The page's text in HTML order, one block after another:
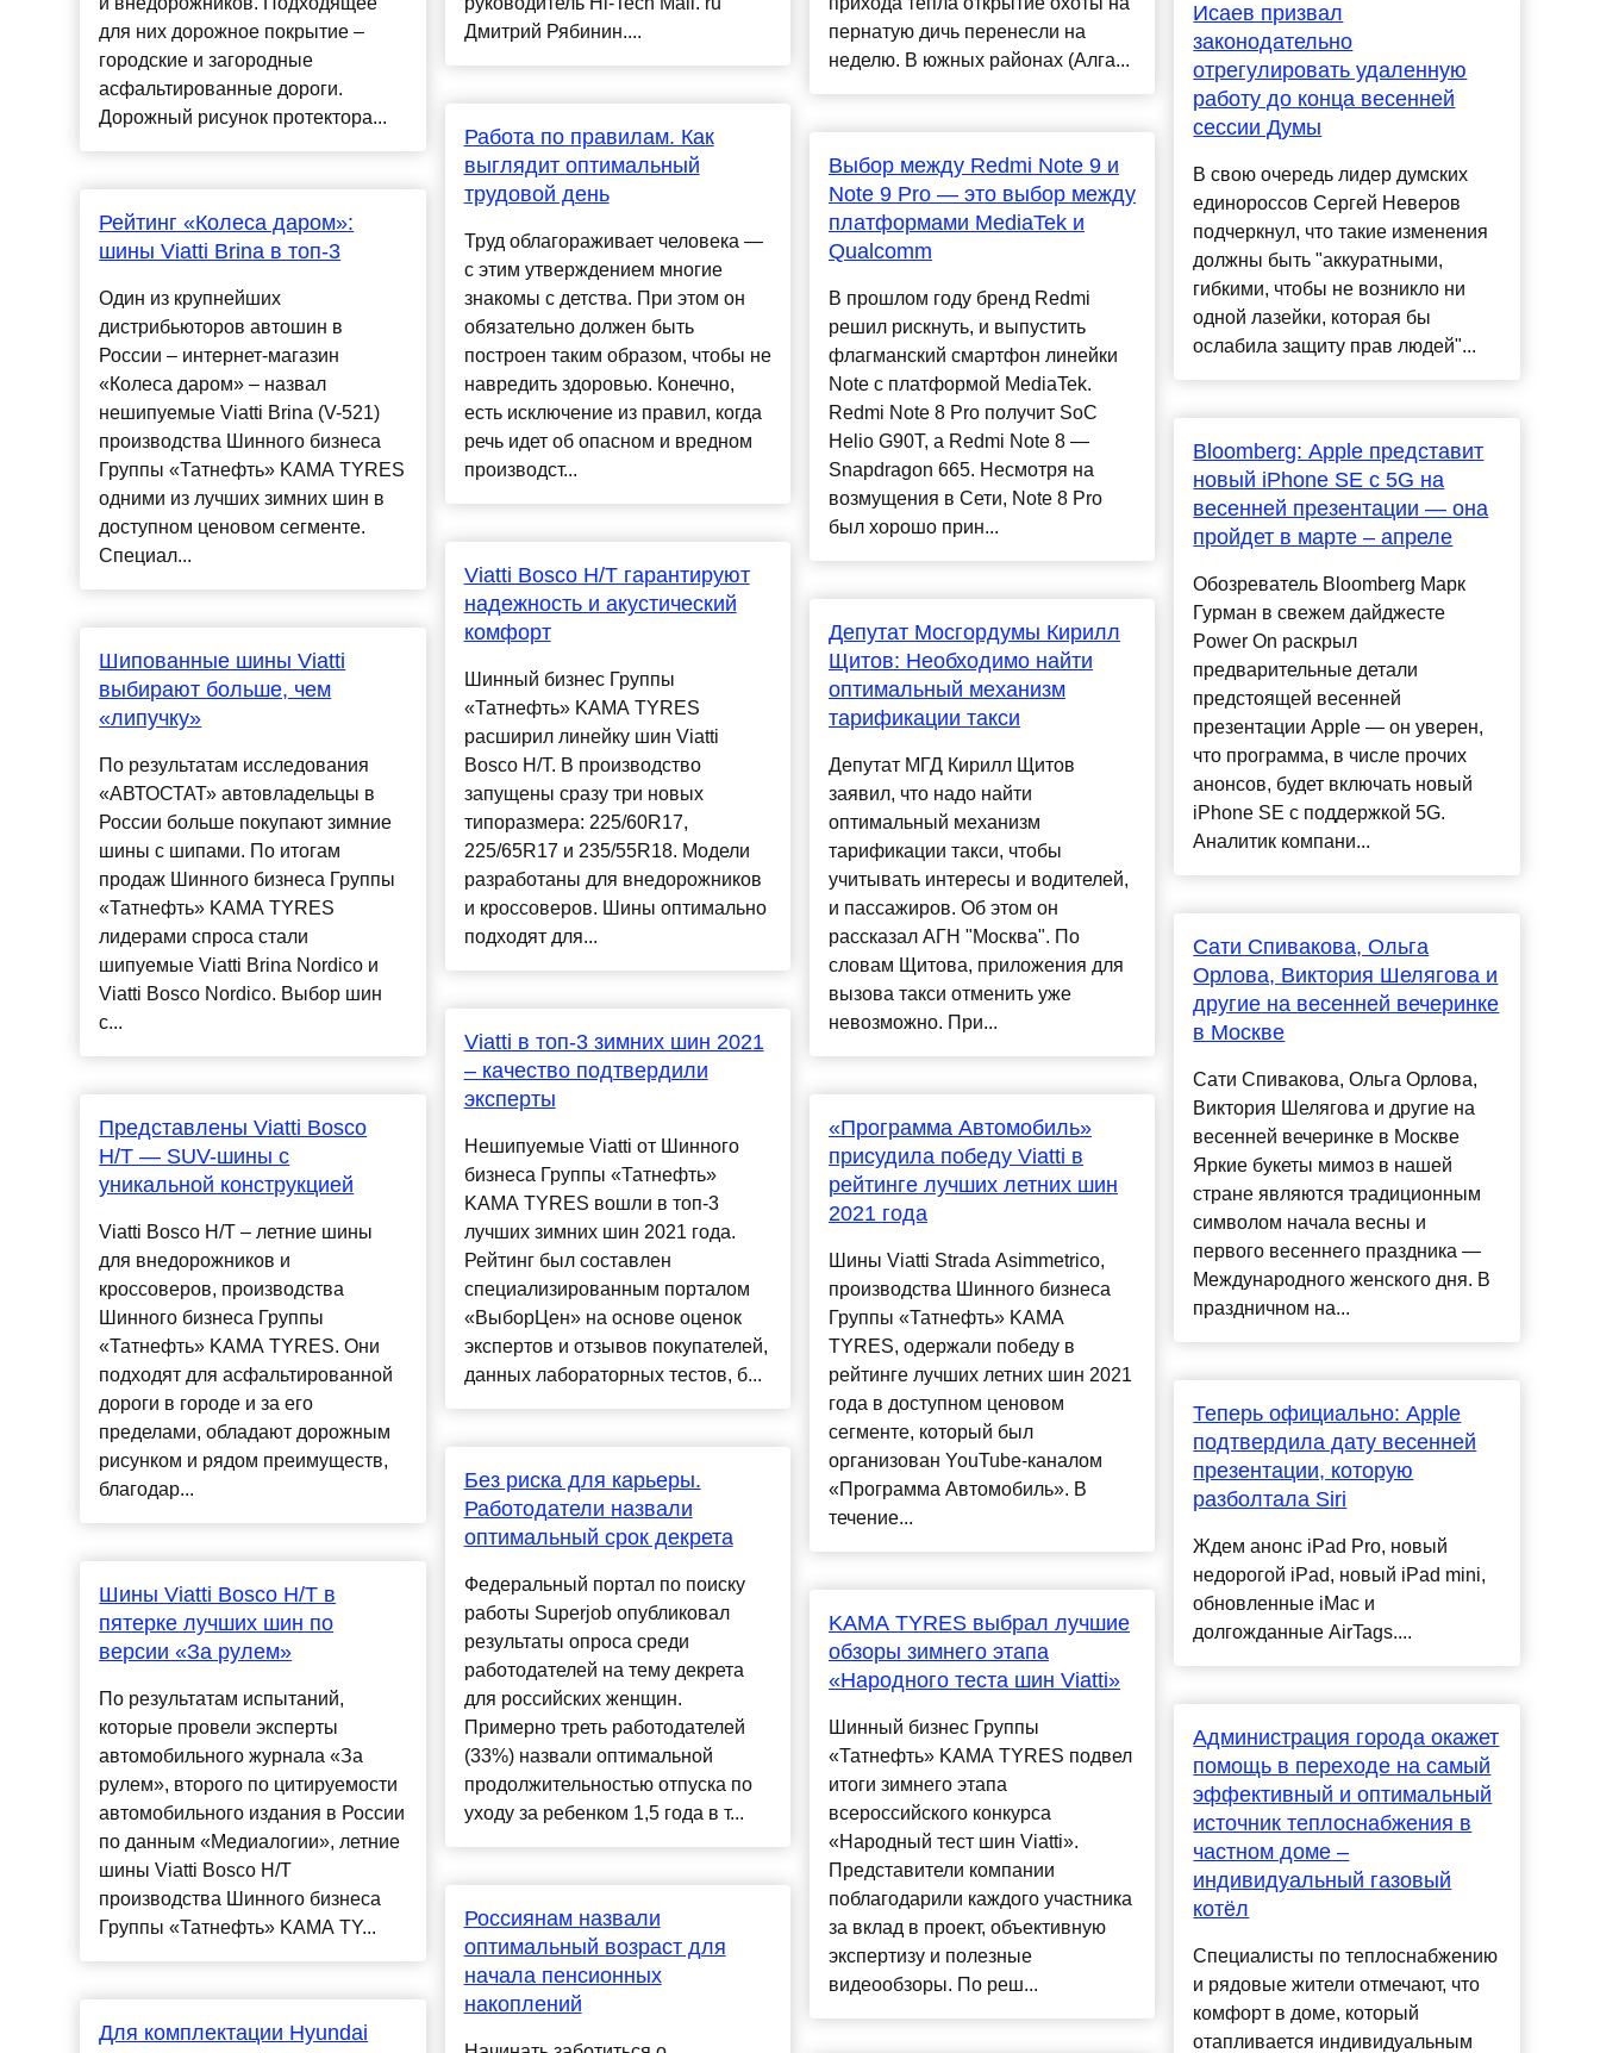
для них дорожное покрытие –
городские и загородные
асфальтированные дороги.
Дорожный рисунок протектора...
Рейтинг «Колеса даром»:
шины Viatti Brina в топ-3
Один из крупнейших
дистрибьюторов автошин в
России – интернет-магазин
«Колеса даром» – назвал
нешипуемые Viatti Brina (V-521)
производства Шинного бизнеса
Группы «Татнефть» KAMA TYRES
одними из лучших зимних шин в
доступном ценовом сегменте.
Специал...
Шипованные шины Viatti
выбирают больше, чем
«липучку»
По результатам исследования
«АВТОСТАТ» автовладельцы в
России больше покупают зимние
шины с шипами. По итогам
продаж Шинного бизнеса Группы
«Татнефть» KAMA TYRES
лидерами спроса стали
шипуемые Viatti Brina Nordico и
Viatti Bosco Nordico. Выбор шин
с...
Представлены Viatti Bosco
H/T — SUV-шины с
уникальной конструкцией
Viatti Bosco H/T – летние шины
для внедорожников и
кроссоверов, производства
Шинного бизнеса Группы
«Татнефть» KAMA TYRES. Они
подходят для асфальтированной
дороги в городе и за его
пределами, обладают дорожным
рисунком и рядом преимуществ,
благодар...
Шины Viatti Bosco H/T в
пятерке лучших шин по
версии «За рулем»
По результатам испытаний,
которые провели эксперты
автомобильного журнала «За
рулем», второго по цитируемости
автомобильного издания в России
по данным «Медиалогии», летние
шины Viatti Bosco H/T
производства Шинного бизнеса
Группы «Татнефть» KAMA TY...
Для комплектации Hyundai
Дмитрий Рябинин....
Работа по правилам. Как
выглядит оптимальный
трудовой день
Труд облагораживает человека —
с этим утверждением многие
знакомы с детства. При этом он
обязательно должен быть
построен таким образом, чтобы не
навредить здоровью. Конечно,
есть исключение из правил, когда
речь идет об опасном и вредном
производст...
Viatti Bosco H/T гарантируют
надежность и акустический
комфорт
Шинный бизнес Группы
«Татнефть» KAMA TYRES
расширил линейку шин Viatti
Bosco H/T. В производство
запущены сразу три новых
типоразмера: 225/60R17,
225/65R17 и 235/55R18. Модели
разработаны для внедорожников
и кроссоверов. Шины оптимально
подходят для...
Viatti в топ-3 зимних шин 2021
– качество подтвердили
эксперты
Нешипуемые Viatti от Шинного
бизнеса Группы «Татнефть»
KAMA TYRES вошли в топ-3
лучших зимних шин 2021 года.
Рейтинг был составлен
специализированным порталом
«ВыборЦен» на основе оценок
экспертов и отзывов покупателей,
данных лабораторных тестов, б...
Без риска для карьеры.
Работодатели назвали
оптимальный срок декрета
Федеральный портал по поиску
работы Superjob опубликовал
результаты опроса среди
работодателей на тему декрета
для российских женщин.
Примерно треть работодателей
(33%) назвали оптимальной
продолжительностью отпуска по
уходу за ребенком 1,5 года в т...
Россиянам назвали
оптимальный возраст для
начала пенсионных
накоплений
пернатую дичь перенесли на
неделю. В южных районах (Алга...
Выбор между Redmi Note 9 и
Note 9 Pro — это выбор между
платформами MediaTek и
Qualcomm
В прошлом году бренд Redmi
решил рискнуть, и выпустить
флагманский смартфон линейки
Note с платформой MediaTek.
Redmi Note 8 Pro получит SoC
Helio G90T, а Redmi Note 8 —
Snapdragon 665. Несмотря на
возмущения в Сети, Note 8 Pro
был хорошо прин...
Депутат Мосгордумы Кирилл
Щитов: Необходимо найти
оптимальный механизм
тарификации такси
Депутат МГД Кирилл Щитов
заявил, что надо найти
оптимальный механизм
тарификации такси, чтобы
учитывать интересы и водителей,
и пассажиров. Об этом он
рассказал АГН "Москва". По
словам Щитова, приложения для
вызова такси отменить уже
невозможно. При...
«Программа Автомобиль»
присудила победу Viatti в
рейтинге лучших летних шин
2021 года
Шины Viatti Strada Asimmetrico,
производства Шинного бизнеса
Группы «Татнефть» KAMA
TYRES, одержали победу в
рейтинге лучших летних шин 2021
года в доступном ценовом
сегменте, который был
организован YouTube-каналом
«Программа Автомобиль». В
течение...
KAMA TYRES выбрал лучшие
обзоры зимнего этапа
«Народного теста шин Viatti»
Шинный бизнес Группы
«Татнефть» KAMA TYRES подвел
итоги зимнего этапа
всероссийского конкурса
«Народный тест шин Viatti».
Представители компании
поблагодарили каждого участника
за вклад в проект, объективную
экспертизу и полезные
видеообзоры. По реш...
Исаев призвал
законодательно
отрегулировать удаленную
работу до конца весенней
сессии Думы
В свою очередь лидер думских
единороссов Сергей Неверов
подчеркнул, что такие изменения
должны быть "аккуратными,
гибкими, чтобы не возникло ни
одной лазейки, которая бы
ослабила защиту прав людей"...
Bloomberg: Apple представит
новый iPhone SE с 5G на
весенней презентации — она
пройдет в марте – апреле
Обозреватель Bloomberg Марк
Гурман в свежем дайджесте
Power On раскрыл
предварительные детали
предстоящей весенней
презентации Apple — он уверен,
что программа, в числе прочих
анонсов, будет включать новый
iPhone SE с поддержкой 5G.
Аналитик компани...
Сати Спивакова, Ольга
Орлова, Виктория Шелягова и
другие на весенней вечеринке
в Москве
Сати Спивакова, Ольга Орлова,
Виктория Шелягова и другие на
весенней вечеринке в Москве
Яркие букеты мимоз в нашей
стране являются традиционным
символом начала весны и
первого весеннего праздника —
Международного женского дня. В
праздничном на...
Теперь официально: Apple
подтвердила дату весенней
презентации, которую
разболтала Siri
Ждем анонс iPad Pro, новый
недорогой iPad, новый iPad mini,
обновленные iMac и
долгожданные AirTags....
Администрация города окажет
помощь в переходе на самый
эффективный и оптимальный
источник теплоснабжения в
частном доме –
индивидуальный газовый
котёл
Специалисты по теплоснабжению
и рядовые жители отмечают, что
комфорт в доме, который
отапливается индивидуальным